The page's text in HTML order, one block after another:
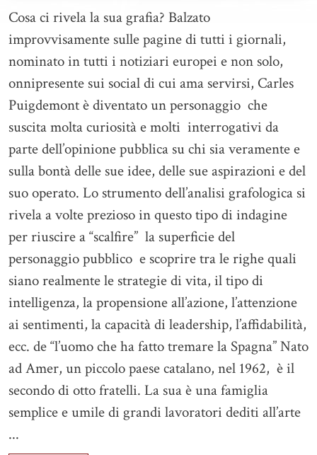
Cosa ci rivela la sua grafia? Balzato
improvvisamente sulle pagine di tutti i giornali,
nominato in tutti i notiziari europei e non solo,
onnipresente sui social di cui ama servirsi, Carles
Puigdemont è diventato un personaggio che
suscita molta curiosità e molti interrogativi da
parte dell’opinione pubblica su chi sia veramente e
sulla bontà delle sue idee, delle sue aspirazioni e del
suo operato. Lo strumento dell’analisi grafologica si
rivela a volte prezioso in questo tipo di indagine
per riuscire a “scalfire” la superficie del
personaggio pubblico e scoprire tra le righe quali
siano realmente le strategie di vita, il tipo di
intelligenza, la propensione all’azione, l’attenzione
ai sentimenti, la capacità di leadership, l’affidabilità,
ecc. de “l’uomo che ha fatto tremare la Spagna” Nato
ad Amer, un piccolo paese catalano, nel 1962, è il
secondo di otto fratelli. La sua è una famiglia
semplice e umile di grandi lavoratori dediti all’arte
...